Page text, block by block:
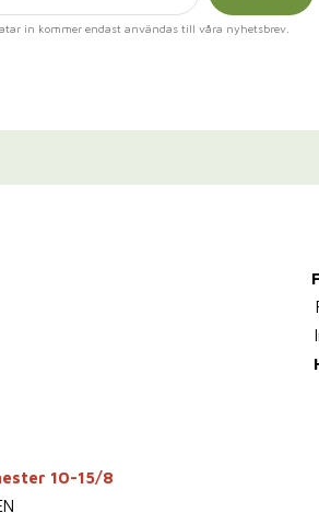
in kommer endast användas till våra nyhetsbrev.
10-15/8